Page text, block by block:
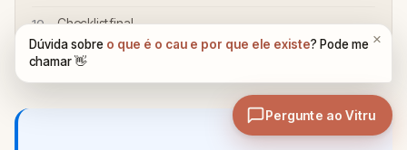
Checklist final